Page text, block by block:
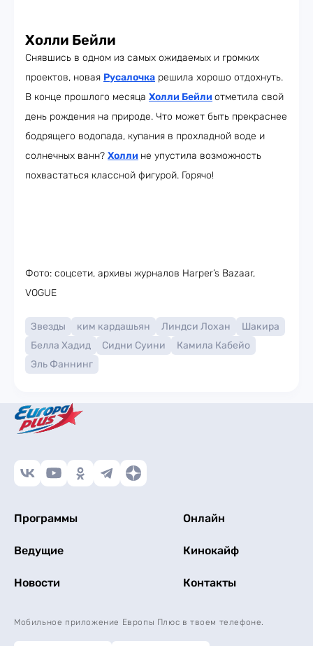
Холли Бейли
Снявшись в одном из самых ожидаемых и громких
проектов, новая Русалочка решила хорошо отдохнуть.
В конце прошлого месяца Холли Бейли отметила свой
день рождения на природе. Что может быть прекраснее
бодрящего водопада, купания в прохладной воде и
солнечных ванн? Холли не упустила возможность
похвастаться классной фигурой. Горячо!
Фото: соцсети, архивы журналов Harper’s Bazaar,
VOGUE
Звезды ким кардашьян Линдси Лохан
Шакира
Белла Хадид
Сидни Суини
Камила Кабейо
Эль Фаннинг
Программы Онлайн
Ведущие Кинокайф
Новости Контакты
Мобильное приложение Европы Плюс в твоем телефоне.